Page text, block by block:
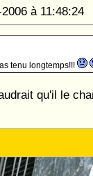
à
tenu longtemps!!!
qu'il le